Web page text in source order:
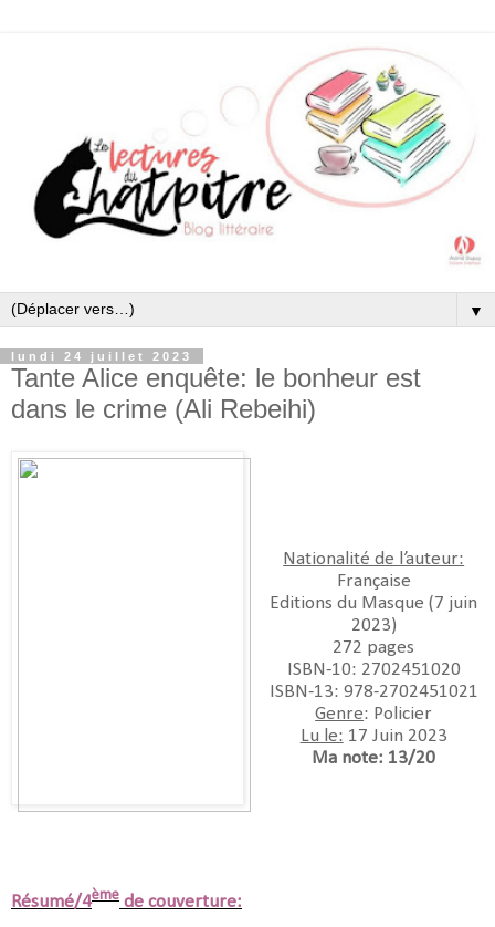
▼
lundi 24 juillet 2023
Tante Alice enquête: le bonheur est
dans le crime (Ali Rebeihi)
Nationalité de l’auteur:
Française
Editions du Masque (7 juin
2023)
272 pages
ISBN-10:‎ 2702451020
ISBN-13:‎ 978-2702451021
Genre: Policier
Lu le: 17 Juin 2023
Ma note: 13/20
Résumé/4ème de couverture: